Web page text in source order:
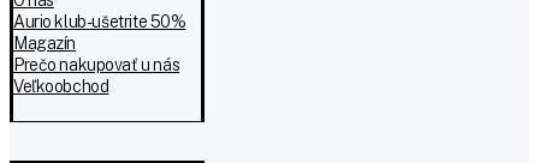
Aurio klub - ušetrite 50%
Magazín
Prečo nakupovať u nás
Veľkoobchod